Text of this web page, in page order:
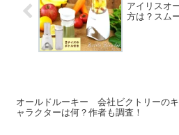
アイリスオ
方は？スム
オールドルーキー 会社ビクトリーのキ
ャラクターは何？作者も調査！